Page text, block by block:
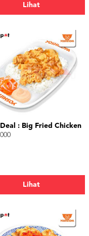
Lihat
: Big Fried Chicken
Lihat